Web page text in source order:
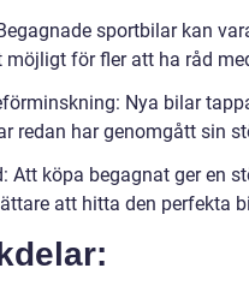
sportbilar kan
möjligt för fler att ha råd
Nya bilar
redan har genomgått sin
Att köpa begagnat ger en
att hitta den perfekta